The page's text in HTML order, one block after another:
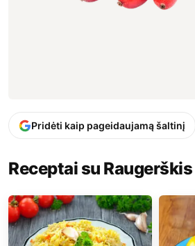
Pridėti kaip pageidaujamą šaltinį
Receptai su Raugerškis